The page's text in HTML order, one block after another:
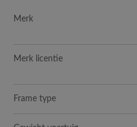
Merk
Merk licentie
Frame type